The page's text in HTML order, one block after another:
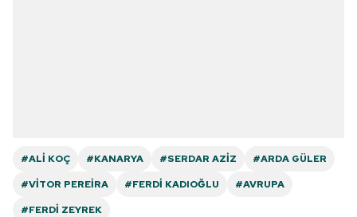
#ALI KOÇ #KANARYA #SERDAR AZIZ
#ARDA GÜLER
#VITOR PEREIRA
#FERDI KADIOĞLU
#AVRUPA
#FERDI ZEYREK